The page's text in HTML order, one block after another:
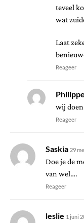
teveel
wat
Laat
Reageer
wij
Reageer
Saskia 29
Doe je de
van wel….
Reageer
leslie 1 juni